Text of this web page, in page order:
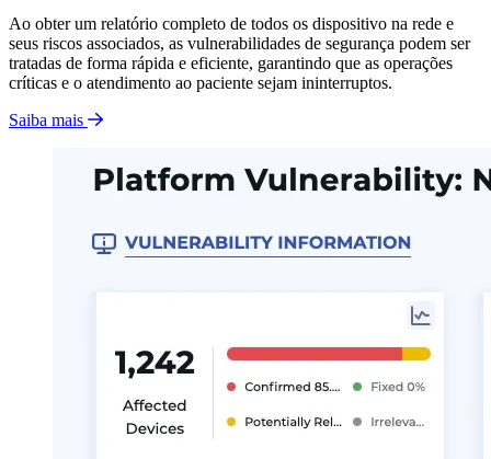
Ao obter um relatório completo de todos os dispositivo na rede e
seus riscos associados, as vulnerabilidades de segurança podem ser
tratadas de forma rápida e eficiente, garantindo que as operações
críticas e o atendimento ao paciente sejam ininterruptos.
Saiba mais